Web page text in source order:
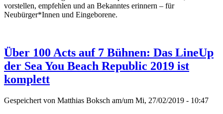
vorstellen, empfehlen und an Bekanntes erinnern – für
Neubürger*Innen und Eingeborene.
Über 100 Acts auf 7 Bühnen: Das LineUp
der Sea You Beach Republic 2019 ist
komplett
Gespeichert von Matthias Boksch am/um Mi, 27/02/2019 - 10:47